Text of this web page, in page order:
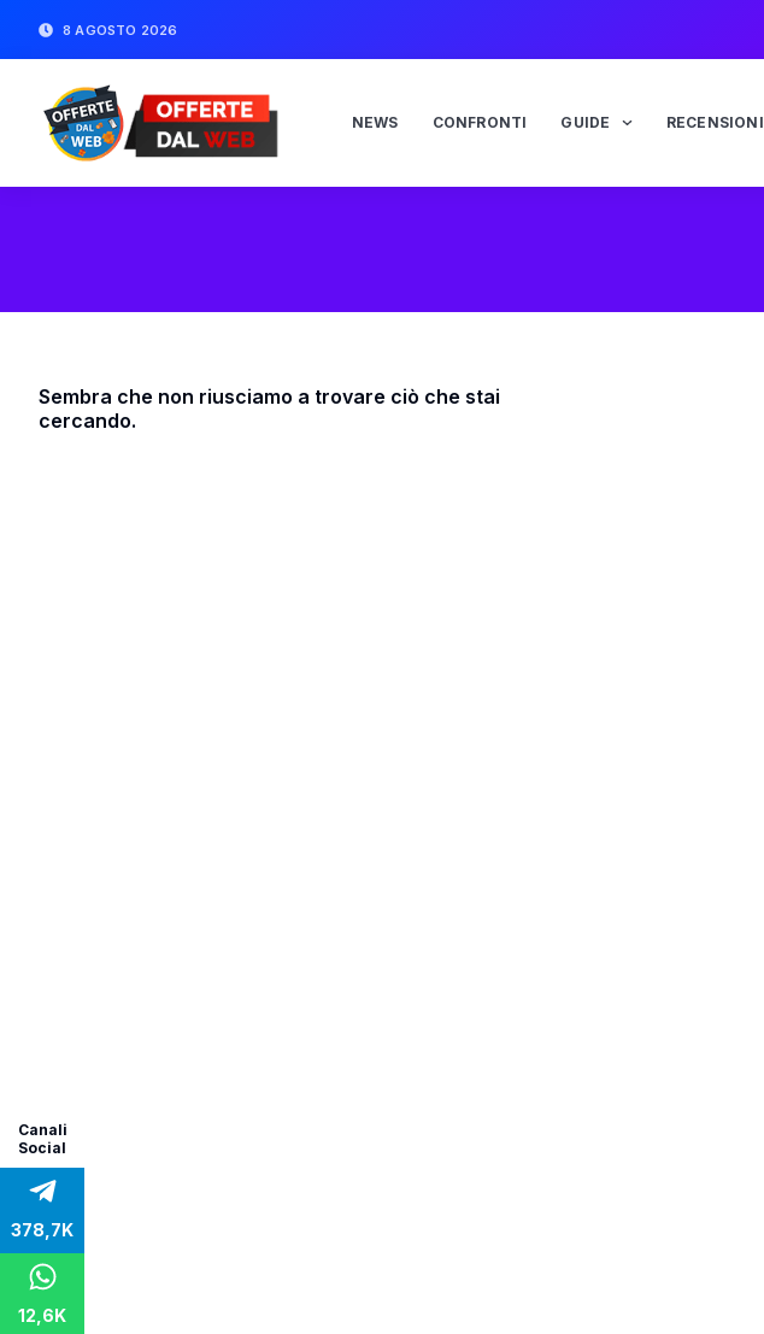
8 AGOSTO 2026
NEWS CONFRONTI GUIDE RECENSIONI
Canali
Social
378,7K
12,6K
Sembra che non riusciamo a trovare ciò che stai
cercando.